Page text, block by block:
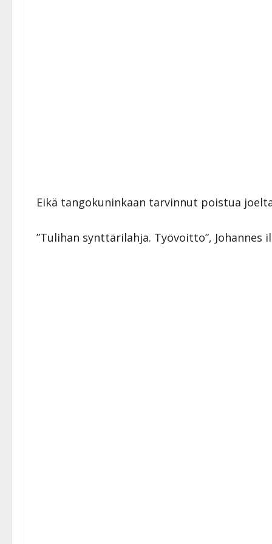
Eikä tangokuninkaan tarvinnut poistua
”Tulihan synttärilahja. Työvoitto”, Johannes